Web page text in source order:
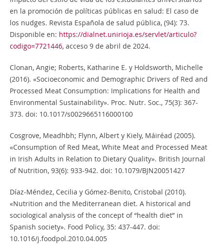
en la promoción de políticas públicas en salud: El caso de
los nudges. Revista Española de salud pública, (94): 73.
Disponible en: https://dialnet.unirioja.es/servlet/articulo?
codigo=7721446, acceso 9 de abril de 2024.
Clonan, Angie; Roberts, Katharine E. y Holdsworth, Michelle
(2016). «Socioeconomic and Demographic Drivers of Red and
Processed Meat Consumption: Implications for Health and
Environmental Sustainability». Proc. Nutr. Soc., 75(3): 367-
373. doi: 10.1017/s0029665116000100
Cosgrove, Meadhbh; Flynn, Albert y Kiely, Máiréad (2005).
«Consumption of Red Meat, White Meat and Processed Meat
in Irish Adults in Relation to Dietary Quality». British Journal
of Nutrition, 93(6): 933-942. doi: 10.1079/BJN20051427
Díaz-Méndez, Cecilia y Gómez-Benito, Cristobal (2010).
«Nutrition and the Mediterranean diet. A historical and
sociological analysis of the concept of “health diet” in
Spanish society». Food Policy, 35: 437-447. doi:
10.1016/j.foodpol.2010.04.005